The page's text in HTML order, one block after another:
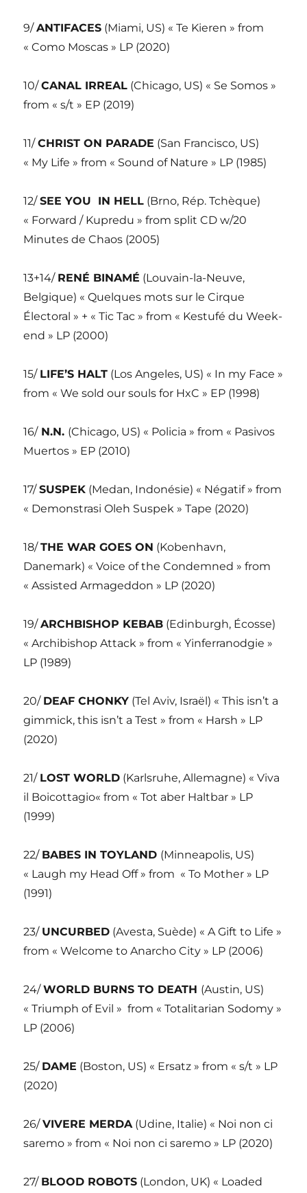
9/ANTIFACES (Miami, US) « Te Kieren » from
« Como Moscas » LP (2020)
10/CANAL IRREAL (Chicago, US) « Se Somos »
from « s/t » EP (2019)
11/CHRIST ON PARADE (San Francisco, US)
« My Life » from « Sound of Nature » LP (1985)
12/SEE YOU IN HELL (Brno, Rép. Tchèque)
« Forward / Kupredu » from split CD w/20
Minutes de Chaos (2005)
13+14/ RENÉ BINAMÉ (Louvain-la-Neuve,
Belgique) « Quelques mots sur le Cirque
Électoral » + « Tic Tac » from « Kestufé du Week-
end » LP (2000)
15/ LIFE’S HALT (Los Angeles, US) « In my Face »
from « We sold our souls for HxC » EP (1998)
16/N.N. (Chicago, US) « Policia » from « Pasivos
Muertos » EP (2010)
17/SUSPEK (Medan, Indonésie) « Négatif » from
« Demonstrasi Oleh Suspek » Tape (2020)
18/THE WAR GOES ON (Kobenhavn,
Danemark) « Voice of the Condemned » from
« Assisted Armageddon » LP (2020)
19/ARCHBISHOP KEBAB (Edinburgh, Écosse)
« Archibishop Attack » from « Yinferranodgie »
LP (1989)
20/ DEAF CHONKY (Tel Aviv, Israël) « This isn’t a
gimmick, this isn’t a Test » from « Harsh » LP
(2020)
21/ LOST WORLD (Karlsruhe, Allemagne) « Viva
il Boicottagio« from « Tot aber Haltbar » LP
(1999)
22/ BABES IN TOYLAND (Minneapolis, US)
« Laugh my Head Off » from « To Mother » LP
(1991)
23/ UNCURBED (Avesta, Suède) « A Gift to Life »
from « Welcome to Anarcho City » LP (2006)
24/WORLD BURNS TO DEATH (Austin, US)
« Triumph of Evil » from « Totalitarian Sodomy »
LP (2006)
25/ DAME (Boston, US) « Ersatz » from « s/t » LP
(2020)
26/VIVERE MERDA (Udine, Italie) « Noi non ci
saremo » from « Noi non ci saremo » LP (2020)
27/ BLOOD ROBOTS (London, UK) « Loaded